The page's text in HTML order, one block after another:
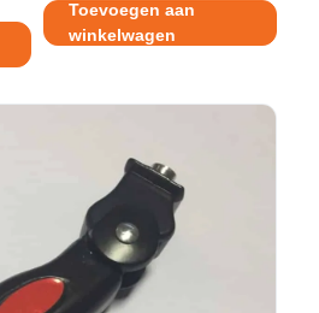
€4.95.
€2.95.
Toevoegen aan
winkelwagen